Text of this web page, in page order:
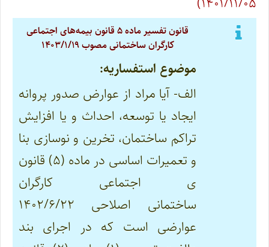
قانون تفسیر ماده ۵ قانون بیمه‌های اجتماعی
کارگران ساختمانی مصوب ۱۴۰۳/۱/۱۹
موضوع استفساریه:
الف- آیا مراد از عوارض صدور پروانه
ایجاد یا توسعه، احداث و یا افزایش
تراکم ساختمان، تخرین و نوسازی بنا
و تعمیرات اساسی در ماده (۵)
قانون
ی اجتماعی کارگران
ساختمانی
اصلاحی ۱۴۰۲/۶/۲۲
عوارضی است که در اجرای بند